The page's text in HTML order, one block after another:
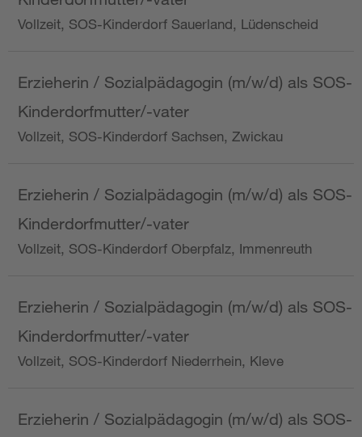
Vollzeit, SOS-Kinderdorf Sauerland, Lüdenscheid
Erzieherin / Sozialpädagogin (m/w/d) als SOS-
Kinderdorfmutter/-vater
Vollzeit, SOS-Kinderdorf Sachsen, Zwickau
Erzieherin / Sozialpädagogin (m/w/d) als SOS-
Kinderdorfmutter/-vater
Vollzeit, SOS-Kinderdorf Oberpfalz, Immenreuth
Erzieherin / Sozialpädagogin (m/w/d) als SOS-
Kinderdorfmutter/-vater
Vollzeit, SOS-Kinderdorf Niederrhein, Kleve
Erzieherin / Sozialpädagogin (m/w/d) als SOS-